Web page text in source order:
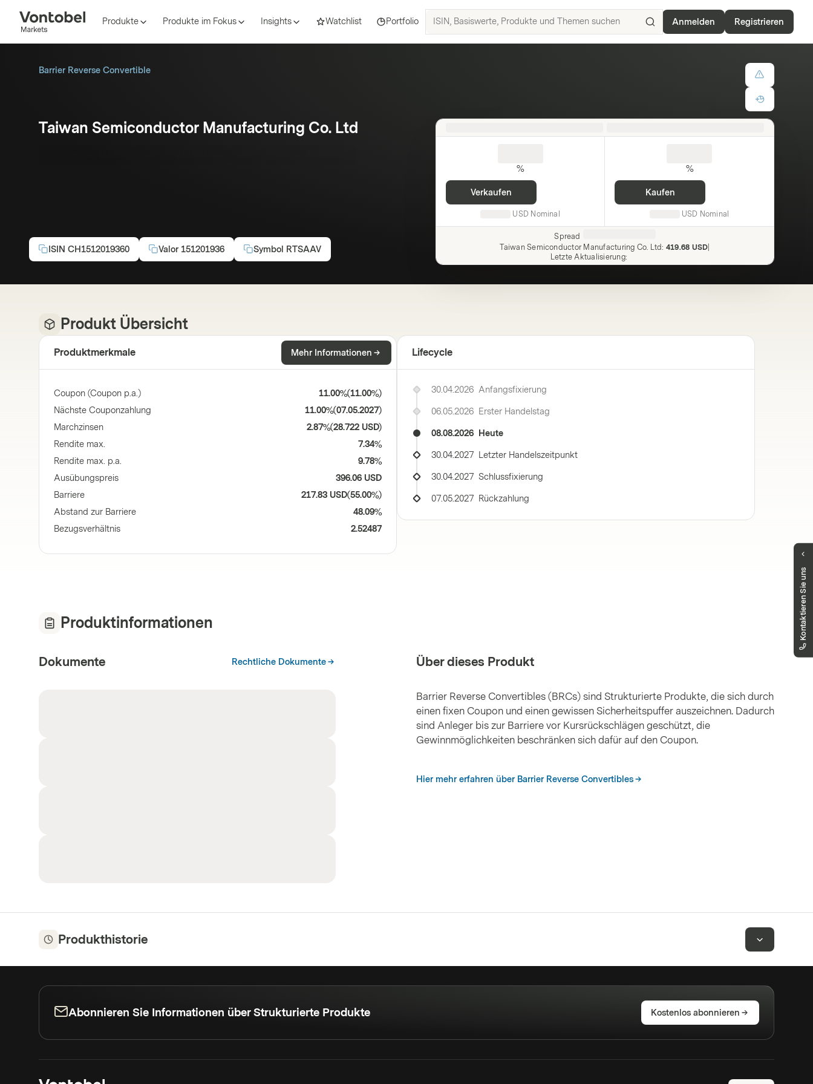
Produkte Produkte im Fokus Insights Watchlist Portfolio
ISIN,
Produkte
ISIN,
Basiswerte,
Anmelden Registrieren
Barrier Reverse Convertible
Taiwan Semiconductor Manufacturing Co. Ltd
ISIN CH1512019360 Valor 151201936 Symbol RTSAAV
%
Verkaufen
USD Nominal
%
Kaufen
USD Nominal
Spread
Taiwan Semiconductor Manufacturing Co. Ltd: 419.68 USD
Letzte Aktualisierung:
Produkt Übersicht
Produktmerkmale Mehr Informationen
Coupon (Coupon p.a.) 11.00%(11.00%)
Nächste Couponzahlung
11.00%(07.05.2027)
Marchzinsen
2.87%(28.722 USD)
Rendite max.
7.34%
Rendite max. p.a.
9.78%
Ausübungspreis
396.06 USD
Barriere
217.83 USD(55.00%)
Abstand zur Barriere
48.09%
Bezugsverhältnis
2.52487
Lifecycle
30.04.2026 Anfangsfixierung
06.05.2026 Erster Handelstag
08.08.2026 Heute
30.04.2027 Letzter Handelszeitpunkt
30.04.2027 Schlussfixierung
07.05.2027 Rückzahlung
Produktinformationen
Dokumente Rechtliche Dokumente Über dieses Produkt
Barrier Reverse Convertibles (BRCs) sind Strukturierte Produkte, die sich durch
einen fixen Coupon und einen gewissen Sicherheitspuffer auszeichnen. Dadurch
sind Anleger bis zur Barriere vor Kursrückschlägen geschützt, die
Gewinnmöglichkeiten beschränken sich dafür auf den Coupon.
Hier mehr erfahren über Barrier Reverse Convertibles
Produkthistorie
Kontaktieren Sie uns
Abonnieren Sie Informationen über Strukturierte Produkte Kostenlos abonnieren